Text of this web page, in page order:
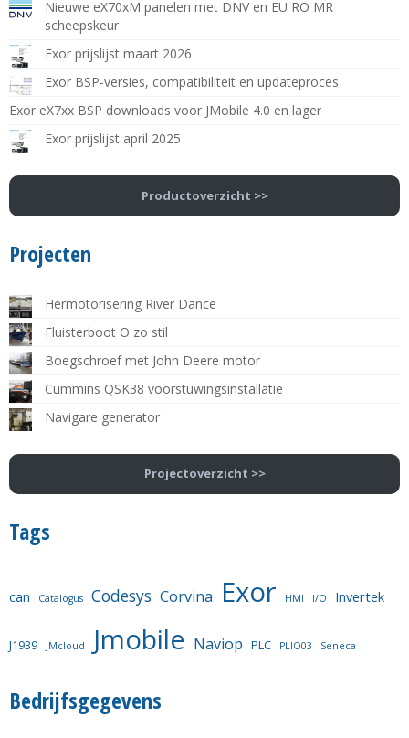
Nieuwe eX70xM panelen met DNV en EU RO MR
scheepskeur
Exor prijslijst maart 2026
Exor BSP-versies, compatibiliteit en updateproces
Exor eX7xx BSP downloads voor JMobile 4.0 en lager
Exor prijslijst april 2025
Productoverzicht >>
Projecten
Hermotorisering River Dance
Fluisterboot O zo stil
Boegschroef met John Deere motor
Cummins QSK38 voorstuwingsinstallatie
Navigare generator
Projectoverzicht >>
Tags
can Catalogus Codesys Corvina Exor HMI I/O Invertek
J1939 JMcloud Jmobile Naviop PLC PLIO03 Seneca
Bedrijfsgegevens